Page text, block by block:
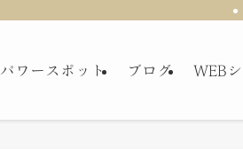
パワースポット ブログ WEB